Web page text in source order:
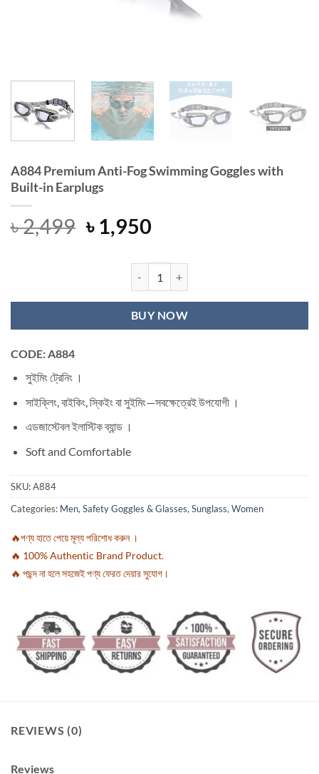
A884 Premium Anti-Fog Swimming Goggles with
Built-in Earplugs
৳2,499 Original
price
৳ 2,499.
৳ 1,950Current
is:
৳ 1,950.
A884 Premium Anti-Fog
BUY NOW
CODE: A884
সুইমিং ট্রেনিং ।
সাইক্লিং, বাইকিং, স্কিইং বা সুইমিং—সবক্ষেত্রেই উপযোগী ।
এডজাস্টেবল ইলাস্টিক ব্যান্ড ।
Soft and Comfortable
SKU:A884
Categories: Men, Safety Goggles & Glasses, Sunglass, Women
🔥পণ্য হাতে পেয়ে মূল্য পরিশোধ করুন ।
🔥 100% Authentic Brand Product.
🔥 পছন্দ না হলে সহজেই পণ্য ফেরত দেয়ার সুযোগ।
REVIEWS (0)
Reviews